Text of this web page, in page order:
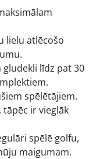
lielu atlēcošo
līdz pat 30
.
spēlētājiem.
ir vieglāk
spēlē golfu,
maigumam.